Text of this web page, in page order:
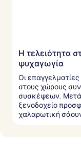
Η τελειότητα
ψυχαγωγία
Οι
στους χώρους
συσκέψεων. Μετά
ξενοδοχείο
χαλαρωτική